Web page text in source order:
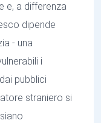
e, a differenza
dipende
- una
i
pubblici
straniero si